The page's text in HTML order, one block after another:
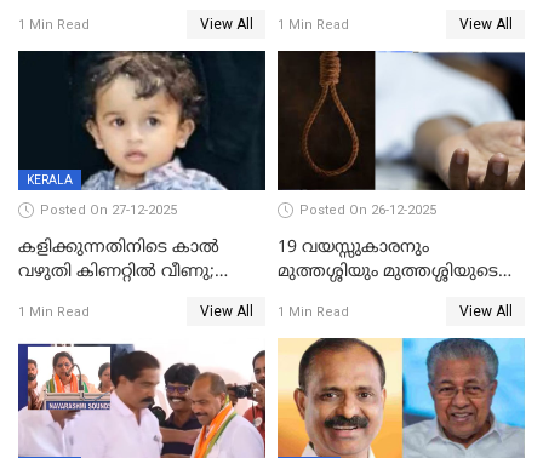
കുതിച്ചുയരുന്നു
1 Min Read View All 1 Min Read View All
KERALA
Posted On 27-12-2025
കളിക്കുന്നതിനിടെ കാൽ
വഴുതി കിണറ്റിൽ വീണു;
ദാരുണാന്ത്യം
1 Min Read View All
Posted On 26-12-2025
19 വയസ്സുകാരനും
മുത്തശ്ശിയും മുത്തശ്ശിയുടെ
മരിച്ചനിലയിൽ
1 Min Read View All